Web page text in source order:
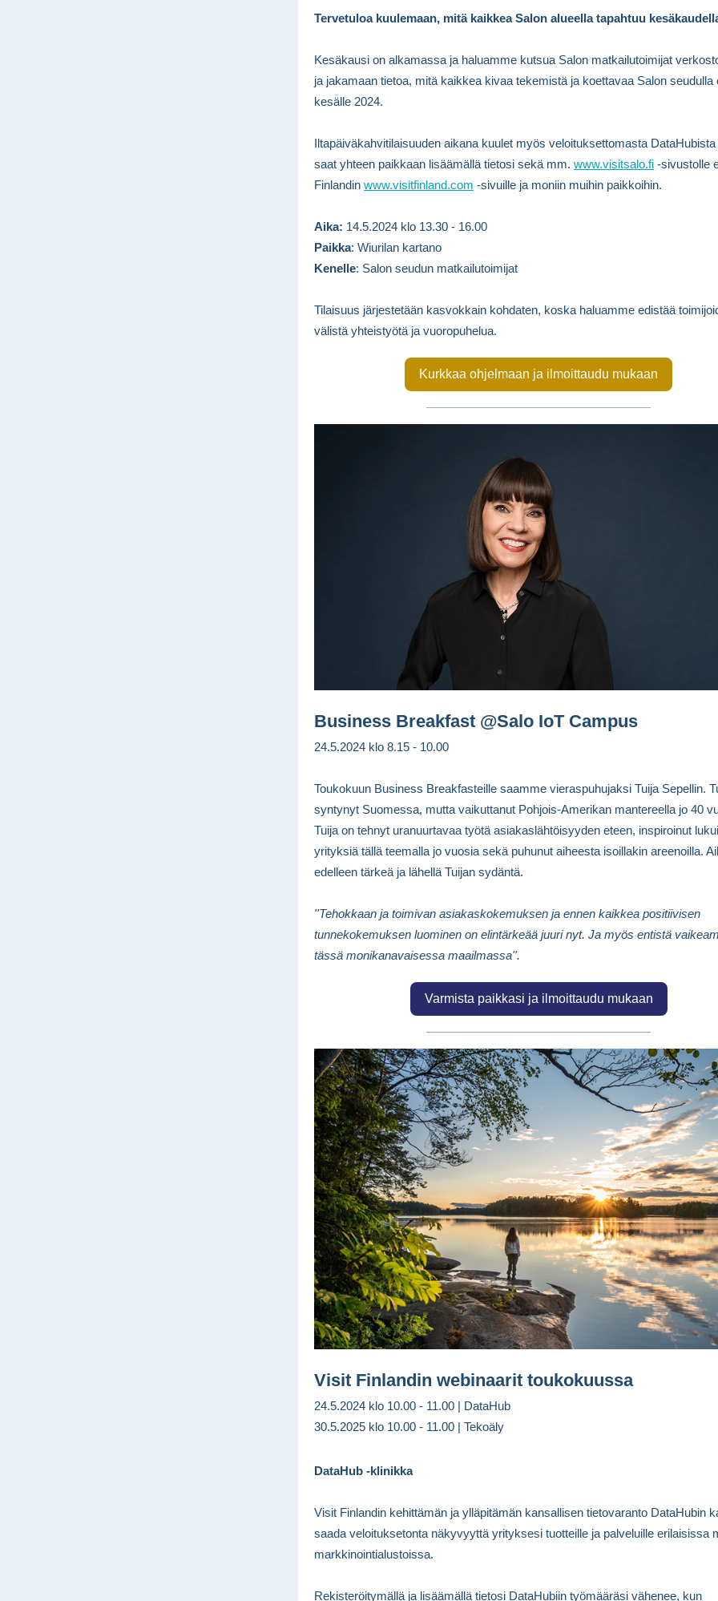
Tervetuloa kuulemaan, mitä kaikkea Salon alueella tapahtuu
Kesäkausi on alkamassa ja haluamme kutsua Salon matkailutoimijat
ja jakamaan tietoa, mitä kaikkea kivaa tekemistä ja koettavaa Salon seudulla
kesälle 2024.
Iltapäiväkahvitilaisuuden aikana kuulet myös veloituksettomasta
saat yhteen paikkaan lisäämällä tietosi sekä mm. www.visitsalo.fi -sivustolle
Finlandin www.visitfinland.com -sivuille ja moniin muihin paikkoihin.
Aika: 14.5.2024 klo 13.30 - 16.00
Paikka: Wiurilan kartano
Kenelle: Salon seudun matkailutoimijat
Tilaisuus järjestetään kasvokkain kohdaten, koska haluamme edistää
välistä yhteistyötä ja vuoropuhelua.
Kurkkaa ohjelmaan ja ilmoittaudu mukaan
Business Breakfast @Salo IoT Campus
24.5.2024 klo 8.15 - 10.00
Toukokuun Business Breakfasteille saamme vieraspuhujaksi Tuija Sepellin.
syntynyt Suomessa, mutta vaikuttanut Pohjois-Amerikan mantereella jo 40
Tuija on tehnyt uranuurtavaa työtä asiakaslähtöisyyden eteen, inspiroinut
yrityksiä tällä teemalla jo vuosia sekä puhunut aiheesta isoillakin areenoilla.
edelleen tärkeä ja lähellä Tuijan sydäntä.
''Tehokkaan ja toimivan asiakaskokemuksen ja ennen kaikkea positiivisen
tunnekokemuksen luominen on elintärkeää juuri nyt. Ja myös entistä
tässä monikanavaisessa maailmassa''.
Varmista paikkasi ja ilmoittaudu mukaan
Visit Finlandin webinaarit toukokuussa
24.5.2024 klo 10.00 - 11.00 | DataHub
30.5.2025 klo 10.00 - 11.00 | Tekoäly
DataHub -klinikka
Visit Finlandin kehittämän ja ylläpitämän kansallisen tietovaranto DataHubin
saada veloituksetonta näkyvyyttä yrityksesi tuotteille ja palveluille erilaisissa
markkinointialustoissa.
Rekisteröitymällä ja lisäämällä tietosi DataHubiin työmääräsi vähenee, kun